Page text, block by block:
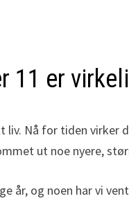
11 er
liv. Nå for tiden virker
ut noe nyere,
år, og noen har vi